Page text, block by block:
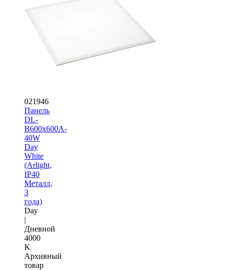
021946
Панель
DL-
B600x600A-
40W
Day
White
(Arlight,
IP40
Металл,
3
года)
Day
|
Дневной
4000
K
Архивный
товар